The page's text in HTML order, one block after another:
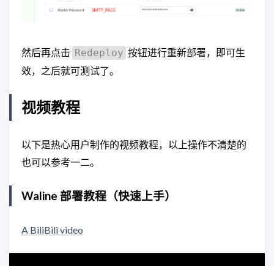
然后再点击 Redeploy 按钮进行重新部署，即可生
效，之后就可测试了。
视频教程
以下是热心用户制作的视频教程，以上操作不清楚的
也可以参考一二。
Waline 部署教程（快速上手）
A BiliBili video